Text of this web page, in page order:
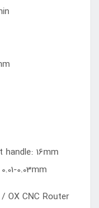
16mm
0.03mm
OX CNC Router